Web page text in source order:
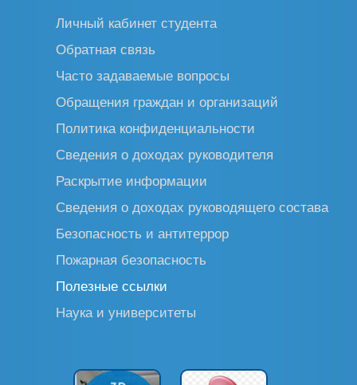
Личный кабинет студента
Обратная связь
Часто задаваемые вопросы
Обращения граждан и организаций
Политика конфиденциальности
Сведения о доходах руководителя
Раскрытие информации
Сведения о доходах руководящего состава
Безопасность и антитеррор
Пожарная безопасность
Полезные ссылки
Наука и университеты